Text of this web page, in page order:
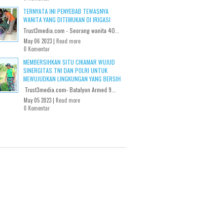
TERNYATA INI PENYEBAB TEWASNYA
WANITA YANG DITEMUKAN DI IRIGASI
Trust3media.com - Seorang wanita 40...
May 06 2023 | Read more
0 Komentar
MEMBERSIHKAN SITU CIKAMAR WUJUD
SINERGITAS TNI DAN POLRI UNTUK
MEWUJUDKAN LINGKUNGAN YANG BERSIH
Trust3media.com- Batalyon Armed 9...
May 05 2023 | Read more
0 Komentar